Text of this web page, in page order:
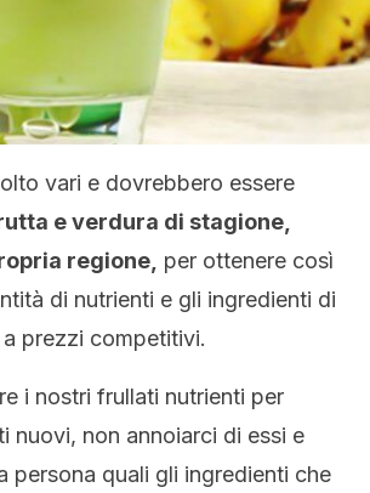
vari e dovrebbero essere
e verdura di stagione,
regione, per ottenere così
di nutrienti e gli ingredienti di
prezzi competitivi.
i nostri frullati nutrienti per
nuovi, non annoiarci di essi e
persona quali gli ingredienti che